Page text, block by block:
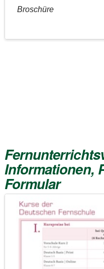
Broschüre
Informationen,
Formular